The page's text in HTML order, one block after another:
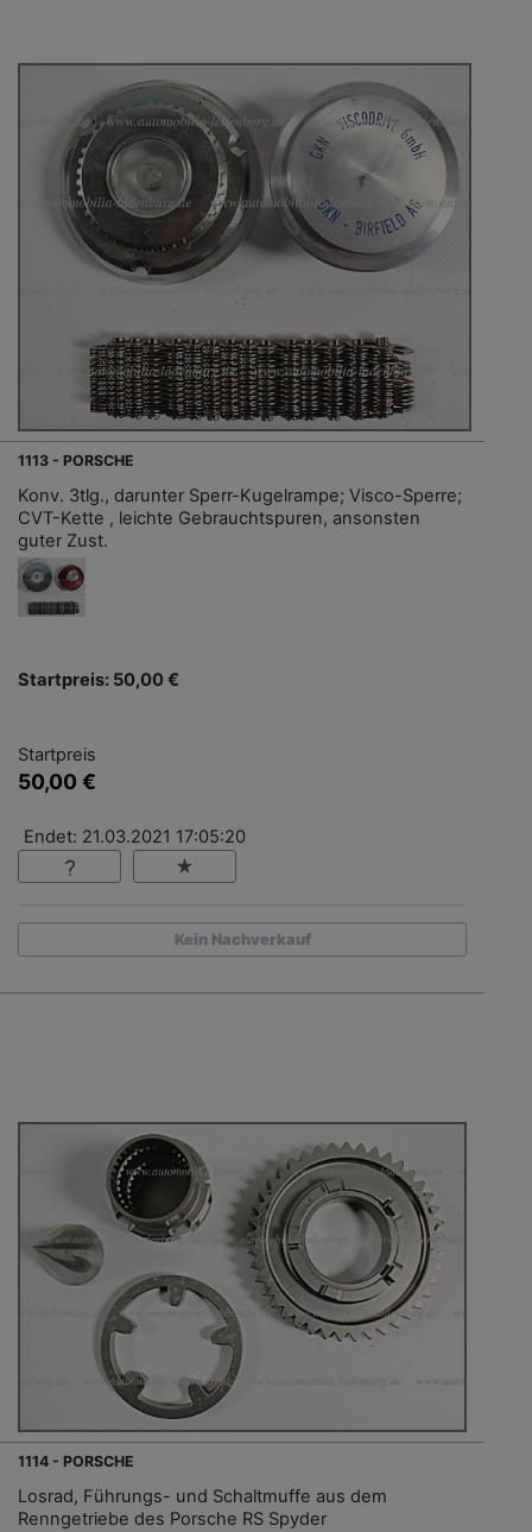
1113 - PORSCHE
Konv. 3tlg., darunter Sperr-Kugelrampe; Visco-Sperre;
CVT-Kette , leichte Gebrauchtspuren, ansonsten
guter Zust.
Startpreis: 50,00 €
Startpreis
50,00 €
Endet: 21.03.2021 17:05:20
Kein Nachverkauf
1114 - PORSCHE
Losrad, Führungs- und Schaltmuffe aus dem
Renngetriebe des Porsche RS Spyder